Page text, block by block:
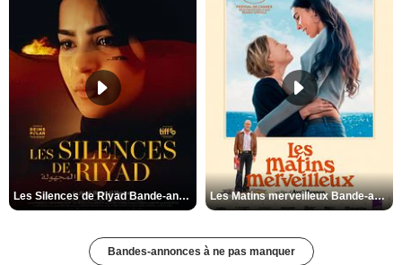
Les Silences de Riyad Bande-annonce VO STFR Les Matins merveilleux Bande-annonce VF
Bandes-annonces à ne pas manquer